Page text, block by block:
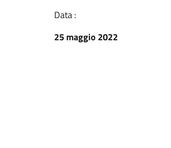
Data :
25 maggio 2022